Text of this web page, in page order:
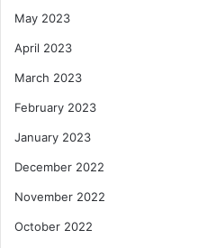
May 2023
April 2023
March 2023
February 2023
January 2023
December 2022
November 2022
October 2022